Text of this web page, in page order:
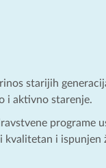
starijih
i aktivno starenje.
programe
kvalitetan i ispunjen